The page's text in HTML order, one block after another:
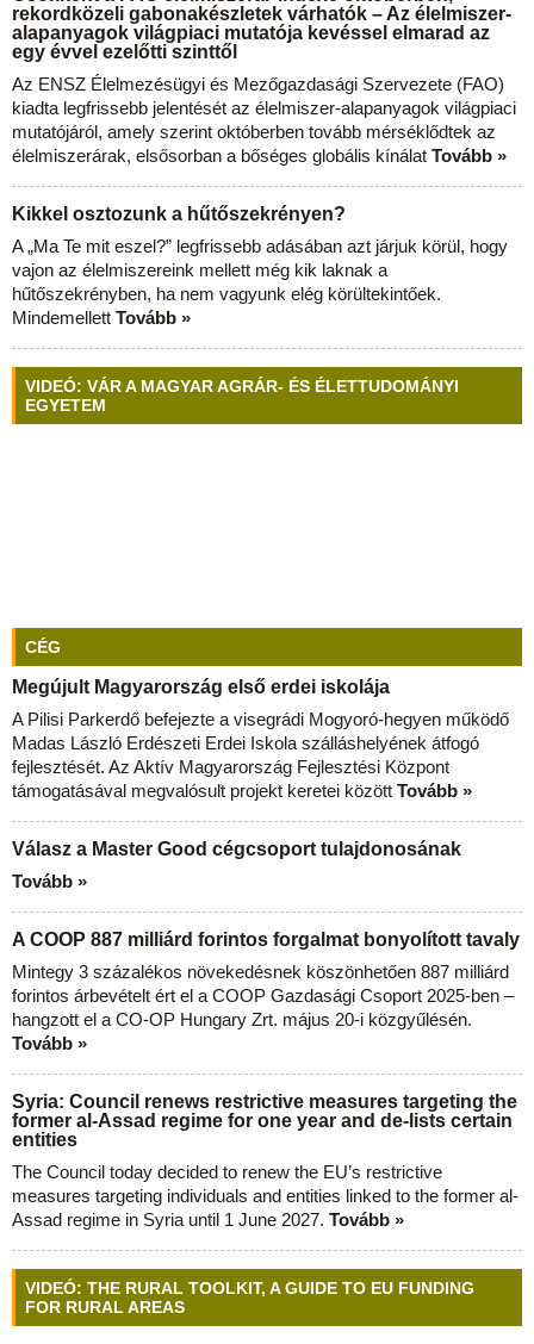
rekordközeli gabonakészletek várhatók – Az élelmiszer-
alapanyagok világpiaci mutatója kevéssel elmarad az
egy évvel ezelőtti szinttől
Az ENSZ Élelmezésügyi és Mezőgazdasági Szervezete (FAO)
kiadta legfrissebb jelentését az élelmiszer-alapanyagok világpiaci
mutatójáról, amely szerint októberben tovább mérséklődtek az
élelmiszerárak, elsősorban a bőséges globális kínálat Tovább »
Kikkel osztozunk a hűtőszekrényen?
A „Ma Te mit eszel?” legfrissebb adásában azt járjuk körül, hogy
vajon az élelmiszereink mellett még kik laknak a
hűtőszekrényben, ha nem vagyunk elég körültekintőek.
Mindemellett Tovább »
VIDEÓ: VÁR A MAGYAR AGRÁR- ÉS ÉLETTUDOMÁNYI
EGYETEM
CÉG
Megújult Magyarország első erdei iskolája
A Pilisi Parkerdő befejezte a visegrádi Mogyoró-hegyen működő
Madas László Erdészeti Erdei Iskola szálláshelyének átfogó
fejlesztését. Az Aktív Magyarország Fejlesztési Központ
támogatásával megvalósult projekt keretei között Tovább »
Válasz a Master Good cégcsoport tulajdonosának
Tovább »
A COOP 887 milliárd forintos forgalmat bonyolított tavaly
Mintegy 3 százalékos növekedésnek köszönhetően 887 milliárd
forintos árbevételt ért el a COOP Gazdasági Csoport 2025-ben –
hangzott el a CO-OP Hungary Zrt. május 20-i közgyűlésén.
Tovább »
Syria: Council renews restrictive measures targeting the
former al-Assad regime for one year and de-lists certain
entities
The Council today decided to renew the EU’s restrictive
measures targeting individuals and entities linked to the former al-
Assad regime in Syria until 1 June 2027. Tovább »
VIDEÓ: THE RURAL TOOLKIT, A GUIDE TO EU FUNDING
FOR RURAL AREAS